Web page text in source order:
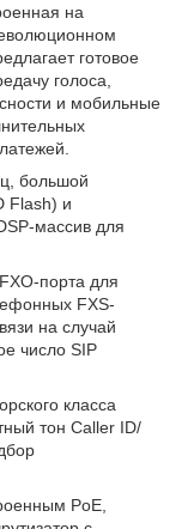
на
готовое
голоса,
и мобильные
большой
Flash) и
массив для
порта для
FXS-
на случай
число SIP
класса
тон Caller ID/
PoE,